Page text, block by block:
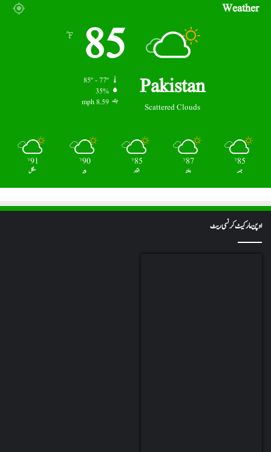
Weather
Pakistan
Scattered Clouds
85
℉
85º - 77º
35%
8.59 mph
85
℉
جمعہ
87
℉
ہفتہ
85
℉
اتوار
90
℉
پیر
91
℉
منگل
اوپن مارکیٹ کرنسی ریٹ